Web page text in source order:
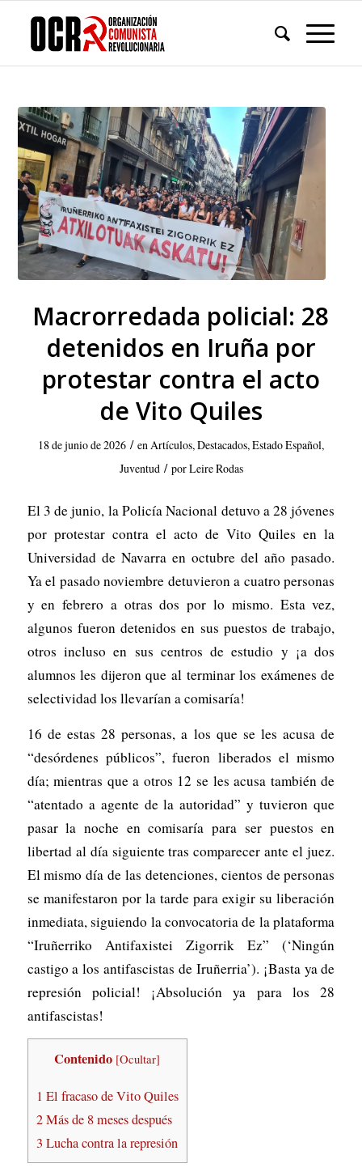
Macrorredada policial: 28
detenidos en Iruña por
protestar contra el acto
de Vito Quiles
18 de junio de 2026 / enArtículos,Destacados,Estado Español,
Juventud / porLeire Rodas
El 3 de junio, la Policía Nacional detuvo a 28 jóvenes
por protestar contra el acto de Vito Quiles en la
Universidad de Navarra en octubre del año pasado.
Ya el pasado noviembre detuvieron a cuatro personas
y en febrero a otras dos por lo mismo. Esta vez,
algunos fueron detenidos en sus puestos de trabajo,
otros incluso en sus centros de estudio y ¡a dos
alumnos les dijeron que al terminar los exámenes de
selectividad los llevarían a comisaría!
16 de estas 28 personas, a los que se les acusa de
“desórdenes públicos”, fueron liberados el mismo
día; mientras que a otros 12 se les acusa también de
“atentado a agente de la autoridad” y tuvieron que
pasar la noche en comisaría para ser puestos en
libertad al día siguiente tras comparecer ante el juez.
El mismo día de las detenciones, cientos de personas
se manifestaron por la tarde para exigir su liberación
inmediata, siguiendo la convocatoria de la plataforma
“Iruñerriko Antifaxistei Zigorrik Ez” (‘Ningún
castigo a los antifascistas de Iruñerria’). ¡Basta ya de
represión policial! ¡Absolución ya para los 28
antifascistas!
Contenido [Ocultar]
1 El fracaso de Vito Quiles
2Más de 8 meses después
3 Lucha contra la represión